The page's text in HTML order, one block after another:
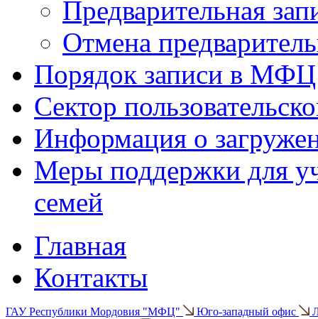
Предварительная
Отмена
Порядок записи в МФЦ
Сектор
Информация о
Меры поддержки для
семей
Главная
Контакты
ГАУ Республики Мордовия "МФЦ" Юго-западный офис